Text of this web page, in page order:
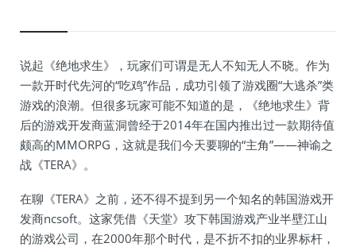
说起《绝地求生》，玩家们可谓是无人不知无人不晓。作为
一款开时代先河的“吃鸡”作品，成功引领了游戏圈“大逃杀”类
游戏的浪潮。但很多玩家可能不知道的是，《绝地求生》背
后的游戏开发商蓝洞曾经于2014年在国内推出过一款期待值
颇高的MMORPG，这就是我们今天要聊的“主角”——神谕之
战《TERA》。
在聊《TERA》之前，还不得不提到另一个知名的韩国游戏开
发商ncsoft。这家凭借《天堂》攻下韩国游戏产业半壁江山
的游戏公司，在2000年那个时代，是不折不扣的业界标杆，